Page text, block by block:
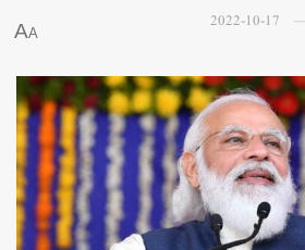
2022-10-17
A
A